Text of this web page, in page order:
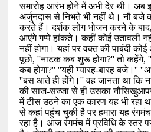
समारोह आरंभ होने में अभी देर थी। अब
अर्जुनदास से निभते भी नहीं थे। नौ बजे
करते हैं। दर्शक लोग भोजन करने के बाद,
आएंगे गप्पे हांकते। कहीं कोई उतावली
नहीं होगा। यहां पर वक्त की पाबंदी
पूछो, ''नाटक कब शुरू होगा?'' तो कहेंगे,
कब होगा?'' ''यही ग्यारह-बारह बजे।'' ''
''बस आते ही होंगे।'' वह जानता था कि
की साज-सज्जा से ही उसका
में टीस उठने का एक कारण यह भी रहा
से कहां पहुंच चुकी है पर हमारा यह
रहा है। आज रंगमंच में प्रविधि के स्तर